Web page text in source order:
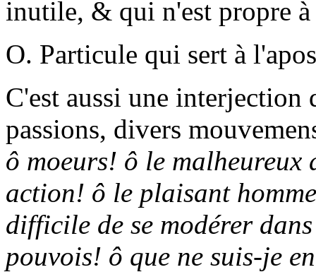
inutile, & qui n'est propre
O. Particule qui sert à
C'est aussi une interjection
passions, divers
ô moeurs! ô le
action! ô le plaisant
difficile de se modérer
pouvois! ô que ne suis-je